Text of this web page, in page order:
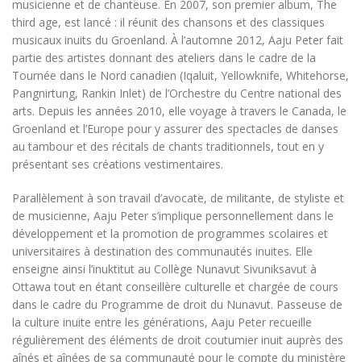
musicienne et de chanteuse. En 2007, son premier album, The
third age, est lancé : il réunit des chansons et des classiques
musicaux inuits du Groenland. À l’automne 2012, Aaju Peter fait
partie des artistes donnant des ateliers dans le cadre de la
Tournée dans le Nord canadien (Iqaluit, Yellowknife, Whitehorse,
Pangnirtung, Rankin Inlet) de l’Orchestre du Centre national des
arts. Depuis les années 2010, elle voyage à travers le Canada, le
Groenland et l’Europe pour y assurer des spectacles de danses
au tambour et des récitals de chants traditionnels, tout en y
présentant ses créations vestimentaires.
Parallèlement à son travail d’avocate, de militante, de styliste et
de musicienne, Aaju Peter s’implique personnellement dans le
développement et la promotion de programmes scolaires et
universitaires à destination des communautés inuites. Elle
enseigne ainsi l’inuktitut au Collège Nunavut Sivuniksavut à
Ottawa tout en étant conseillère culturelle et chargée de cours
dans le cadre du Programme de droit du Nunavut. Passeuse de
la culture inuite entre les générations, Aaju Peter recueille
régulièrement des éléments de droit coutumier inuit auprès des
aînés et aînées de sa communauté pour le compte du ministère